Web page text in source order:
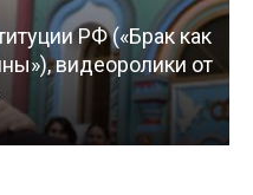
РФ («Брак как
видеоролики от